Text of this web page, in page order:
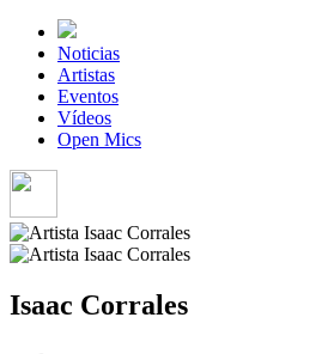
Noticias
Artistas
Eventos
Vídeos
Open Mics
Isaac Corrales